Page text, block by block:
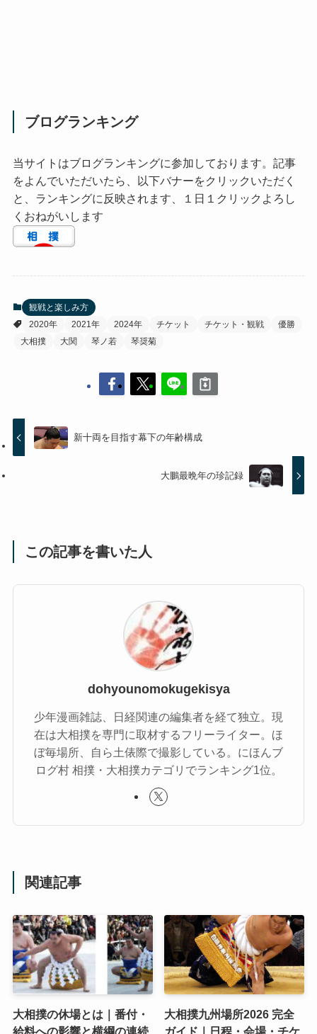
ブログランキング
当サイトはブログランキングに参加しております。記事
をよんでいただいたら、以下バナーをクリックいただく
と、ランキングに反映されます、１日１クリックよろし
くおねがいします
観戦と楽しみ方
2020年
2021年 2024年 チケット チケット・観戦
優勝
大相撲
大関 琴ノ若 琴奨菊
新十両を目指す幕下の年齢構成
大鵬最晩年の珍記録
この記事を書いた人
dohyounomokugekisya
少年漫画雑誌、日経関連の編集者を経て独立。現
在は大相撲を専門に取材するフリーライター。ほ
ぼ毎場所、自ら土俵際で撮影している。にほんブ
ログ村 相撲・大相撲カテゴリでランキング1位。
関連記事
大相撲の休場とは｜番付・
給料への影響と横綱の連続
大相撲九州場所2026 完全
ガイド｜日程・会場・チケ